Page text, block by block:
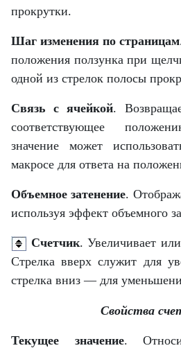
прокрутки.
Шаг изменения по страницам
положения ползунка при
одной из стрелок полосы
Связь с ячейкой.
соответствующее
значение может
макросе для ответа на
Объемное затенение.
используя эффект объемного
Счетчик. Увеличивает
Стрелка вверх служит для
стрелка вниз — для
Свойства
Текущее значение.